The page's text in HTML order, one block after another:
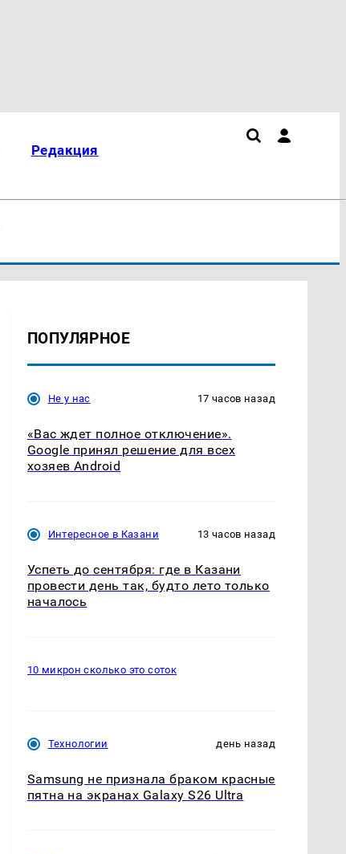
Редакция
ПОПУЛЯРНОЕ
Не у нас 17 часов назад
«Вас ждет полное отключение».
Google принял решение для всех
хозяев Android
Интересное в Казани 13 часов назад
Успеть до сентября: где в Казани
провести день так, будто лето только
началось
10 микрон сколько это соток
Технологии день назад
Samsung не признала браком красные
пятна на экранах Galaxy S26 Ultra